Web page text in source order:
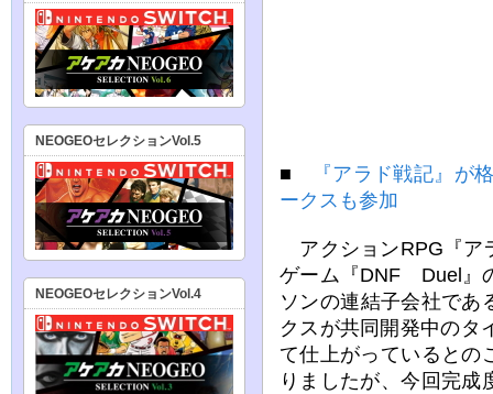
■
『アラド戦記』が
ークスも参加
アクションRPG『ア
ゲーム『DNF Duel』
ソンの連結子会社で
クスが共同開発中のタ
て仕上がっているとの
りましたが、今回完成
NEOGEOセレクションVol.5
NEOGEOセレクションVol.4